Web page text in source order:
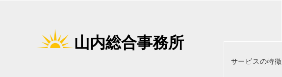
山内総合事務所
サービスの特徴